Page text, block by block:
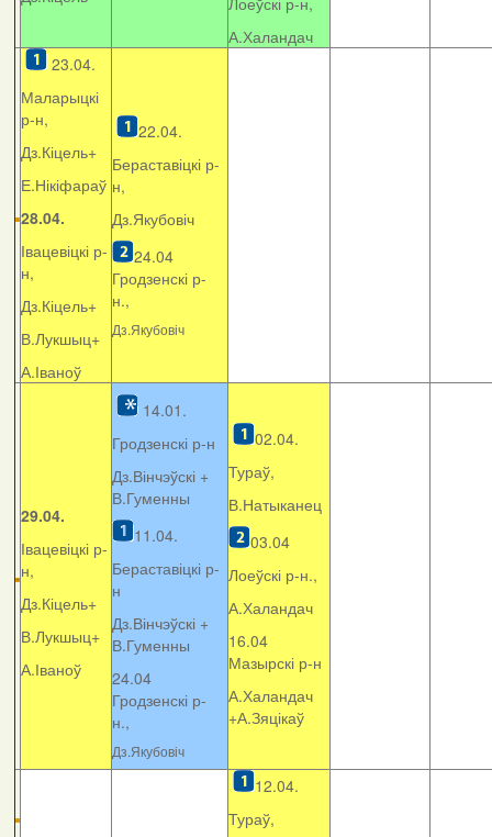
А.Халандач
23.04.
Маларыцкі
р-н,
Дз.Кіцель+
Е.Нікіфараў
28.04.
Івацевіцкі р-
н,
Дз.Кіцель+
В.Лукшыц+
А.Іваноў
22.04.
Бераставіцкі р-
н,
Дз.Якубовіч
24.04
Гродзенскі р-
н.,
Дз.Якубовіч
29.04.
Івацевіцкі р-
н,
Дз.Кіцель+
В.Лукшыц+
А.Іваноў
14.01.
Гродзенскі р-н
Дз.Вінчэўскі +
В.Гуменны
11.04.
Бераставіцкі р-
н
Дз.Вінчэўскі +
В.Гуменны
24.04
Гродзенскі р-
н.,
Дз.Якубовіч
02.04.
Тураў,
В.Натыканец
03.04
Лоеўскі р-н.,
А.Халандач
16.04
Мазырскі р-н
А.Халандач
+А.Зяцікаў
12.04.
Тураў,